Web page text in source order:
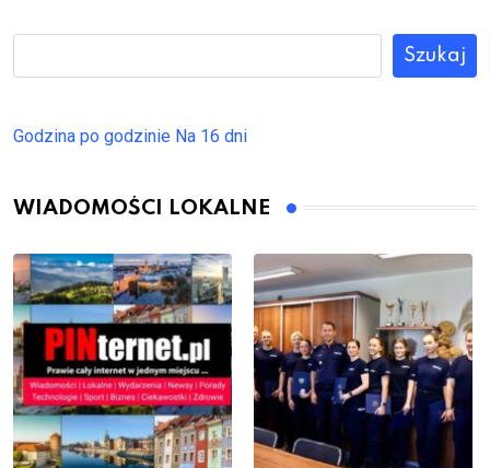
Szukaj
Godzina po godzinie Na 16 dni
WIADOMOŚCI LOKALNE